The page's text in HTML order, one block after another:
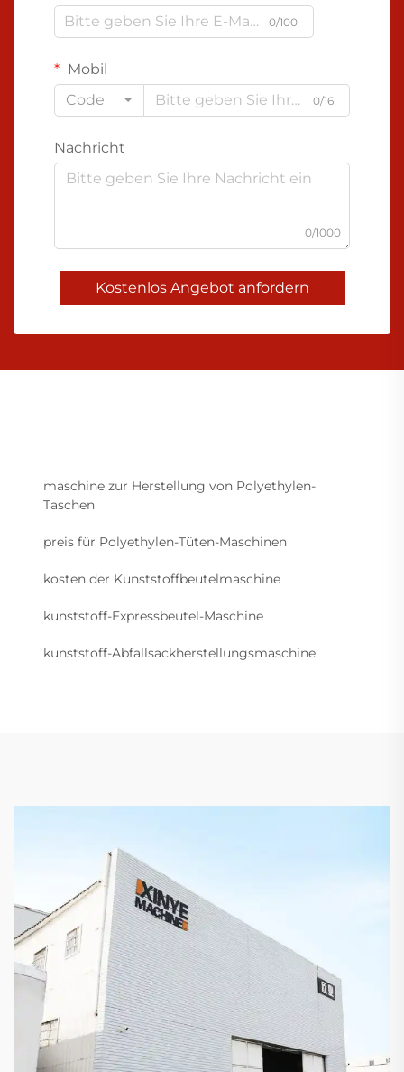
0/100
Mobil
Code
0/16
Nachricht
0/1000
Kostenlos Angebot anfordern
maschine zur Herstellung von Polyethylen-
Taschen
preis für Polyethylen-Tüten-Maschinen
kosten der Kunststoffbeutelmaschine
kunststoff-Expressbeutel-Maschine
kunststoff-Abfallsackherstellungsmaschine